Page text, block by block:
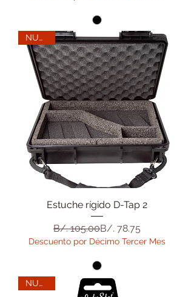
NUEVO
Estuche rígido D-Tap 2
Precio
B/. 105.00Precio de oferta
B/. 78.75
Descuento por Décimo Tercer Mes
NUEVO